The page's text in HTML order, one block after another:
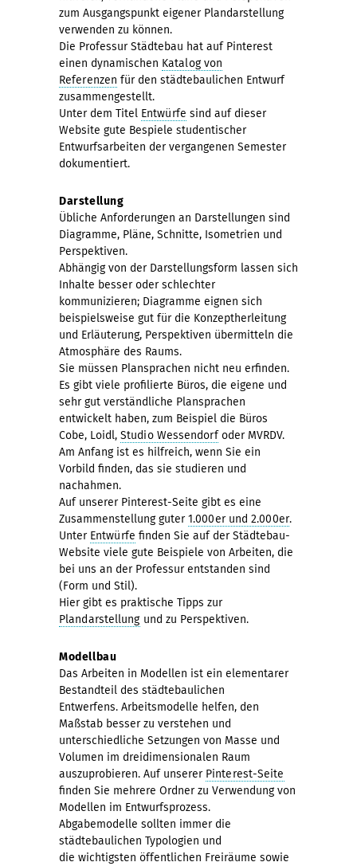
zum Ausgangspunkt eigener Plandarstellung
verwenden zu können.
Die Professur Städtebau hat auf Pinterest
einen dynamischen Katalog von
Referenzen für den städtebaulichen Entwurf
zusammengestellt.
Unter dem Titel Entwürfe sind auf dieser
Website gute Bespiele studentischer
Entwurfsarbeiten der vergangenen Semester
dokumentiert.
Darstellung
Übliche Anforderungen an Darstellungen sind
Diagramme, Pläne, Schnitte, Isometrien und
Perspektiven.
Abhängig von der Darstellungsform lassen sich
Inhalte besser oder schlechter
kommunizieren; Diagramme eignen sich
beispielsweise gut für die Konzeptherleitung
und Erläuterung, Perspektiven übermitteln die
Atmosphäre des Raums.
Sie müssen Plansprachen nicht neu erfinden.
Es gibt viele profilierte Büros, die eigene und
sehr gut verständliche Plansprachen
entwickelt haben, zum Beispiel die Büros
Cobe, Loidl, Studio Wessendorfoder MVRDV.
Am Anfang ist es hilfreich, wenn Sie ein
Vorbild finden, das sie studieren und
nachahmen.
Auf unserer Pinterest-Seite gibt es eine
Zusammenstellung guter1.000er und 2.000er.
Unter Entwürfe finden Sie auf der Städtebau-
Website viele gute Beispiele von Arbeiten, die
bei uns an der Professur entstanden sind
(Form und Stil).
Hier gibt es praktische Tipps zur
Plandarstellung und zu Perspektiven.
Modellbau
Das Arbeiten in Modellen ist ein elementarer
Bestandteil des städtebaulichen
Entwerfens. Arbeitsmodelle helfen, den
Maßstab besser zu verstehen und
unterschiedliche Setzungen von Masse und
Volumen im dreidimensionalen Raum
auszuprobieren. Auf unserer Pinterest-Seite
finden Sie mehrere Ordner zu Verwendung von
Modellen im Entwurfsprozess.
Abgabemodelle sollten immer die
städtebaulichen Typologien und
die wichtigsten öffentlichen Freiräume sowie